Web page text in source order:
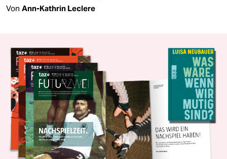
Von Ann-Kathrin Leclere